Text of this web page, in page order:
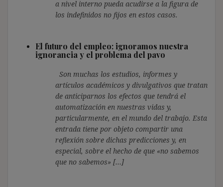
a nivel interno pueda acudirse a la figura de
los indefinidos no fijos en estos casos.
El futuro del empleo: ignoramos nuestra
ignorancia y el problema del pavo
Son muchas los estudios, informes y
artículos académicos y divulgativos que tratan
de anticiparnos los efectos que tendrá el
automatización en nuestras vidas y,
particularmente, en el mundo del trabajo. Esta
entrada tiene por objeto compartir una
reflexión sobre dichas predicciones y, en
especial, sobre el hecho de que «no sabemos
que no sabemos» […]